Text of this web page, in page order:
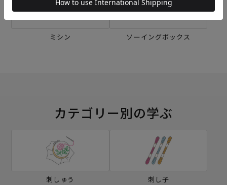
ミシン ソーイングボックス
カテゴリー別の学ぶ
刺しゅう 刺し子